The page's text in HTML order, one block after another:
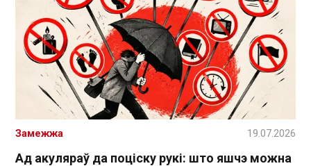
Ад акуляраў да поціску рукі: што яшчэ можна
Замежжа 19.07.2026